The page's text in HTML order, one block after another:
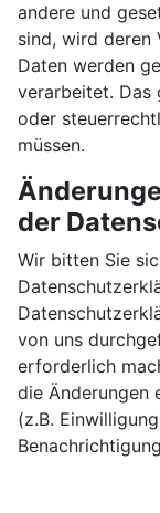
andere und
sind, wird deren
Daten werden
verarbeitet. Das
oder
müssen.
der
Wir bitten Sie
von uns
erforderlich
die Änderungen
(z.B.